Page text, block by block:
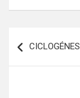
de